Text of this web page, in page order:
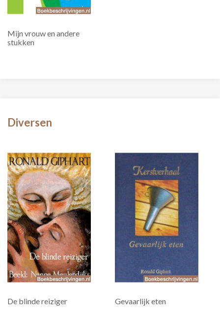
Mijn vrouw en andere
stukken
Diversen
De blinde reiziger Gevaarlijk eten